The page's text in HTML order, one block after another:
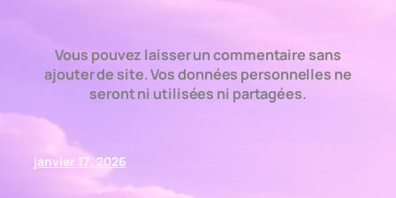
Vous pouvez laisser un commentaire sans
ajouter de site. Vos données personnelles ne
seront ni utilisées ni partagées.
janvier 17, 2026